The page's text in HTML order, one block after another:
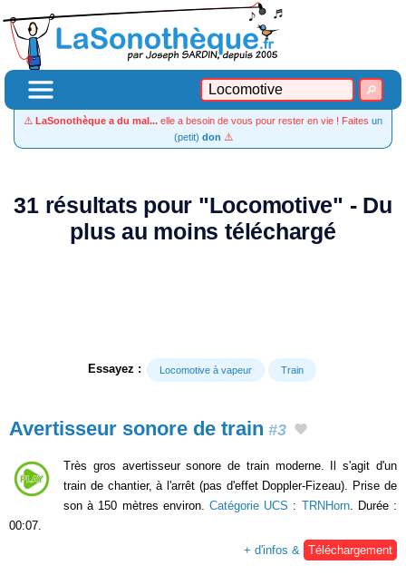
⚠️ LaSonothèque a du mal... elle a besoin de vous pour rester en vie ! Faites un
(petit) don ⚠️
31 résultats pour "Locomotive" - Du
plus au moins téléchargé
Essayez : Locomotive à vapeur Train
Avertisseur sonore de train #3
Très gros avertisseur sonore de train moderne. Il s'agit d'un
train de chantier, à l'arrêt (pas d'effet Doppler-Fizeau). Prise de
son à 150 mètres environ. Catégorie UCS : TRNHorn. Durée :
00:07.
+ d'infos &
Téléchargement